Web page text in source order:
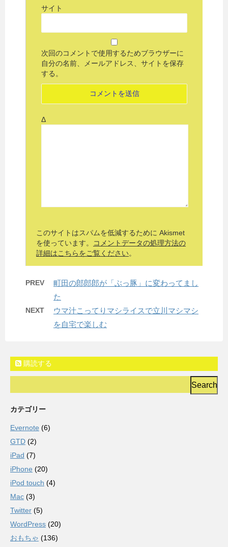
サイト
次回のコメントで使用するためブラウザーに
自分の名前、メールアドレス、サイトを保存
する。
Δ
このサイトはスパムを低減するために Akismet
を使っています。
コメントデータの処理方法の
詳細はこちらをご覧ください。
PREV
町田の郎郎郎が「ぶっ豚」に変わってまし
た
NEXT
ウマ汁こってりマシライスで立川マシマシ
を自宅で楽しむ
購読する
カテゴリー
Evernote (6)
GTD (2)
iPad (7)
iPhone (20)
iPod touch (4)
Mac (3)
Twitter (5)
WordPress (20)
おもちゃ (136)